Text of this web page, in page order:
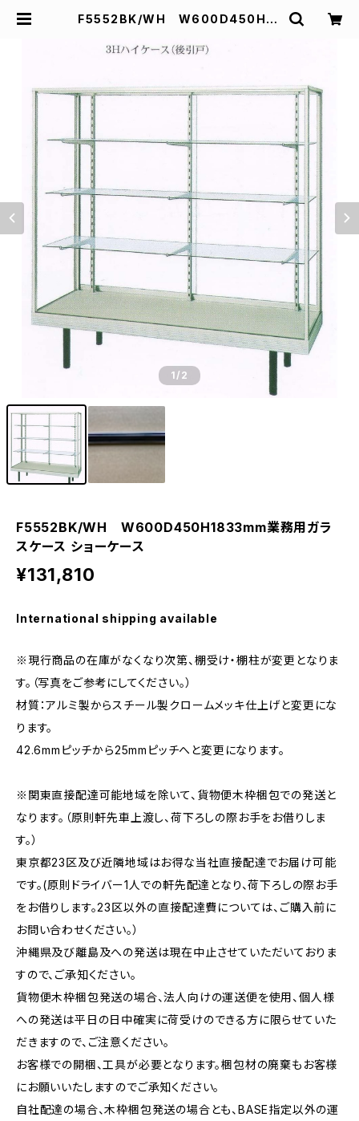
F5552BK/WH W600D450H18
ース | スズキ陳列ケース
1/2
F5552BK/WH W600D450H1833mm業務用ガラ
スケース ショーケース
¥131,810
International shipping available
※現行商品の在庫がなくなり次第、棚受け・棚柱が変更となりま
す。（写真をご参考にしてください。）
材質：アルミ製からスチール製クロームメッキ仕上げと変更にな
ります。
42.6mmピッチから25mmピッチへと変更になります。
※関東直接配達可能地域を除いて、貨物便木枠梱包での発送と
なります。（原則軒先車上渡し、荷下ろしの際お手をお借りしま
す。）
東京都23区及び近隣地域はお得な当社直接配達でお届け可能
です。(原則ドライバー1人での軒先配達となり、荷下ろしの際お手
をお借りします。23区以外の直接配達費については、ご購入前に
お問い合わせください。）
沖縄県及び離島及への発送は現在中止させていただいておりま
すので、ご承知ください。
貨物便木枠梱包発送の場合、法人向けの運送便を使用、個人様
への発送は平日の日中確実に荷受けのできる方に限らせていた
だきますので、ご注意ください。
お客様での開梱、工具が必要となります。梱包材の廃棄もお客様
にお願いいたしますのでご承知ください。
自社配達の場合、木枠梱包発送の場合とも、BASE指定以外の運